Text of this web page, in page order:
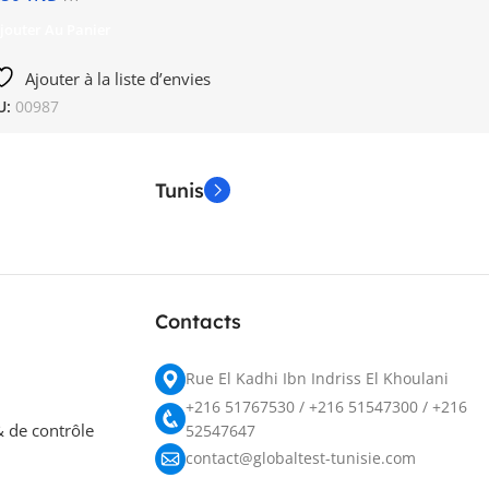
Ajouter à la liste d’envies
00987
Tunis
de contrôle
Contacts
Rue El Kadhi Ibn Indriss El Khoulani
+216 51767530 / +216 51547300 / +216
52547647
contact@globaltest-tunisie.com